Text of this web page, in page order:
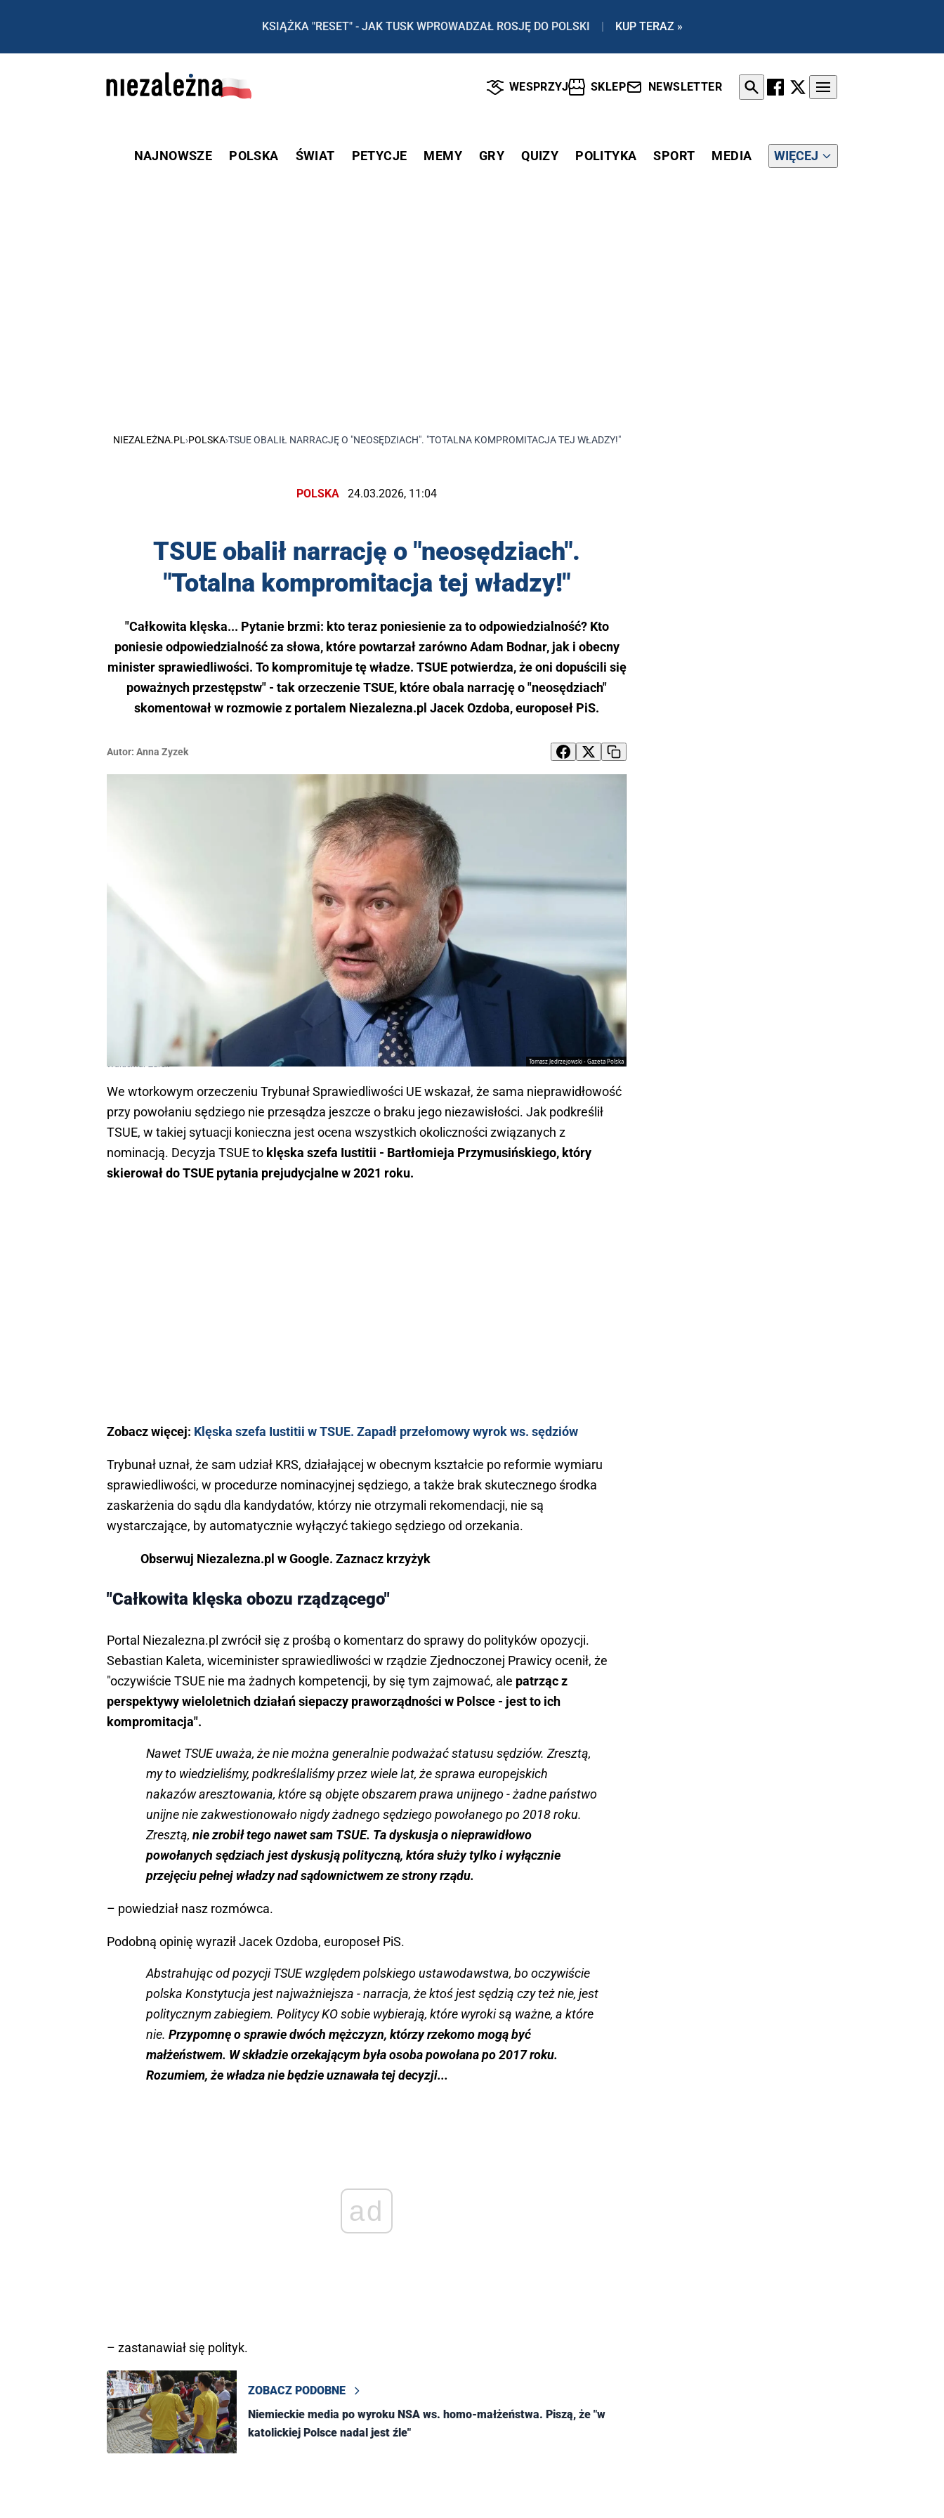
KSIĄŻKA "RESET" - JAK TUSK WPROWADZAŁ ROSJĘ DO POLSKI | KUP TERAZ »
WESPRZYJ SKLEP NEWSLETTER
NAJNOWSZE POLSKA ŚWIAT PETYCJE MEMY GRY QUIZY POLITYKA SPORT MEDIA WIĘCEJ
NIEZALEŻNA.PL ›POLSKA›TSUE OBALIŁ NARRACJĘ O "NEOSĘDZIACH". "TOTALNA KOMPROMITACJA TEJ WŁADZY!"
POLSKA 24.03.2026, 11:04
TSUE obalił narrację o "neosędziach".
"Totalna kompromitacja tej władzy!"
"Całkowita klęska... Pytanie brzmi: kto teraz poniesienie za to odpowiedzialność? Kto
poniesie odpowiedzialność za słowa, które powtarzał zarówno Adam Bodnar, jak i obecny
minister sprawiedliwości. To kompromituje tę władze. TSUE potwierdza, że oni dopuścili się
poważnych przestępstw" - tak orzeczenie TSUE, które obala narrację o "neosędziach"
skomentował w rozmowie z portalem Niezalezna.pl Jacek Ozdoba, europoseł PiS.
Autor: Anna Zyzek
Tomasz Jedrzejowski - Gazeta Polska
Waldemar Żurek
We wtorkowym orzeczeniu Trybunał Sprawiedliwości UE wskazał, że sama nieprawidłowość
przy powołaniu sędziego nie przesądza jeszcze o braku jego niezawisłości. Jak podkreślił
TSUE, w takiej sytuacji konieczna jest ocena wszystkich okoliczności związanych z
nominacją. Decyzja TSUE to klęska szefa Iustitii - Bartłomieja Przymusińskiego, który
skierował do TSUE pytania prejudycjalne w 2021 roku.
Zobacz więcej: Klęska szefa Iustitii w TSUE. Zapadł przełomowy wyrok ws. sędziów
Trybunał uznał, że sam udział KRS, działającej w obecnym kształcie po reformie wymiaru
sprawiedliwości, w procedurze nominacyjnej sędziego, a także brak skutecznego środka
zaskarżenia do sądu dla kandydatów, którzy nie otrzymali rekomendacji, nie są
wystarczające, by automatycznie wyłączyć takiego sędziego od orzekania.
Obserwuj Niezalezna.pl w Google. Zaznacz krzyżyk
"Całkowita klęska obozu rządzącego"
Portal Niezalezna.pl zwrócił się z prośbą o komentarz do sprawy do polityków opozycji.
Sebastian Kaleta, wiceminister sprawiedliwości w rządzie Zjednoczonej Prawicy ocenił, że
"oczywiście TSUE nie ma żadnych kompetencji, by się tym zajmować, ale patrząc z
perspektywy wieloletnich działań siepaczy praworządności w Polsce - jest to ich
kompromitacja".
Nawet TSUE uważa, że nie można generalnie podważać statusu sędziów. Zresztą,
my to wiedzieliśmy, podkreślaliśmy przez wiele lat, że sprawa europejskich
nakazów aresztowania, które są objęte obszarem prawa unijnego - żadne państwo
unijne nie zakwestionowało nigdy żadnego sędziego powołanego po 2018 roku.
Zresztą, nie zrobił tego nawet sam TSUE. Ta dyskusja o nieprawidłowo
powołanych sędziach jest dyskusją polityczną, która służy tylko i wyłącznie
przejęciu pełnej władzy nad sądownictwem ze strony rządu.
– powiedział nasz rozmówca.
Podobną opinię wyraził Jacek Ozdoba, europoseł PiS.
Abstrahując od pozycji TSUE względem polskiego ustawodawstwa, bo oczywiście
polska Konstytucja jest najważniejsza - narracja, że ktoś jest sędzią czy też nie, jest
politycznym zabiegiem. Politycy KO sobie wybierają, które wyroki są ważne, a które
nie. Przypomnę o sprawie dwóch mężczyzn, którzy rzekomo mogą być
małżeństwem. W składzie orzekającym była osoba powołana po 2017 roku.
Rozumiem, że władza nie będzie uznawała tej decyzji...
ad
– zastanawiał się polityk.
ZOBACZ PODOBNE
Niemieckie media po wyroku NSA ws. homo-małżeństwa. Piszą, że "w
katolickiej Polsce nadal jest źle"